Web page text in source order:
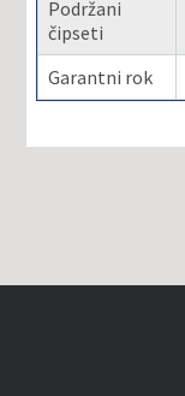
Podržani
čipseti
Garantni rok